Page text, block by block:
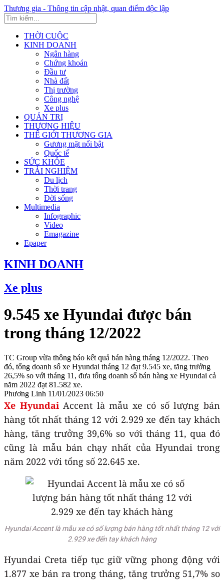
Thương gia - Thông tin cập nhật, quan điểm độc lập
THỜI CUỘC
KINH DOANH
Ngân hàng
Chứng khoán
Đầu tư
Nhà đất
Thị trường
Công nghệ
Xe plus
QUẢN TRỊ
THƯƠNG HIỆU
THẾ GIỚI THƯƠNG GIA
Gương mặt nổi bật
Quốc tế
SỨC KHỎE
TRẢI NGHIỆM
Du lịch
Thời trang
Đời sống
Multimedia
Infographic
Video
Emagazine
Epaper
KINH DOANH
Xe plus
9.545 xe Hyundai được bán
trong tháng 12/2022
TC Group vừa thông báo kết quả bán hàng tháng 12/2022. Theo
đó, tổng doanh số xe Hyundai tháng 12 đạt 9.545 xe, tăng trưởng
26,5% so với tháng 11, đưa tổng doanh số bán hàng xe Hyundai cả
năm 2022 đạt 81.582 xe.
Phương Linh 11/01/2023 06:50
Xe Hyundai Accent là mẫu xe có số lượng bán
hàng tốt nhất tháng 12 với 2.929 xe đến tay khách
hàng, tăng trưởng 39,6% so với tháng 11, qua đó
cũng là mẫu bán chạy nhất của Hyundai trong
năm 2022 với tổng số 22.645 xe.
Hyundai Accent là mẫu xe có số lượng bán hàng tốt nhất tháng 12 với
2.929 xe đến tay khách hàng
Hyundai Creta tiếp tục giữ vững phong động với
1.877 xe bán ra trong tháng, tăng trưởng 51,7% so